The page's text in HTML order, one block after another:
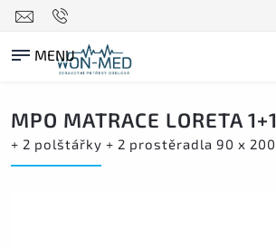
MPO MATRACE LORETA 1+1
+ 2 polštářky + 2 prostěradla 90 x 200